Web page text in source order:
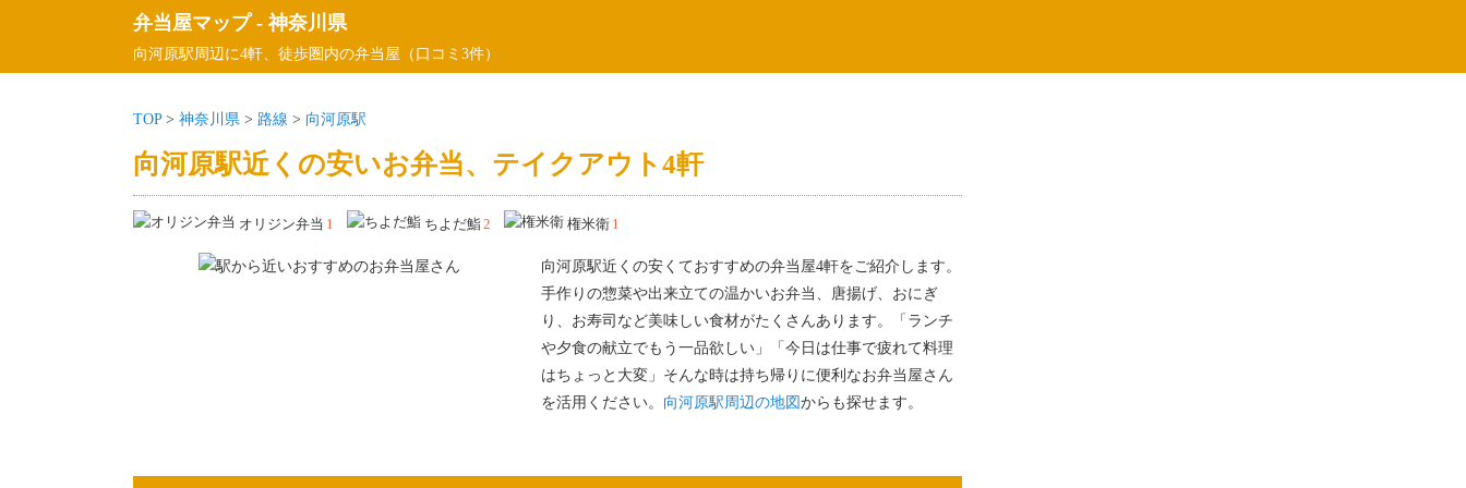
弁当屋マップ- 神奈川県
向河原駅周辺に4軒、徒歩圏内の弁当屋（口コミ3件）
TOP> 神奈川県 > 路線 > 向河原駅
向河原駅近くの安いお弁当、テイクアウト4軒
オリジン弁当 1 ちよだ鮨2 権米衛 1
向河原駅近くの安くておすすめの弁当屋4軒をご紹介します。
手作りの惣菜や出来立ての温かいお弁当、唐揚げ、おにぎ
り、お寿司など美味しい食材がたくさんあります。「ランチ
や夕食の献立でもう一品欲しい」「今日は仕事で疲れて料理
はちょっと大変」そんな時は持ち帰りに便利なお弁当屋さん
を活用ください。 向河原駅周辺の地図 からも探せます。